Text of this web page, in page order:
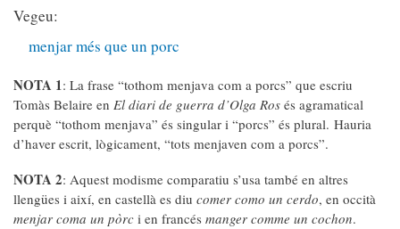
Vegeu:
menjar més que un porc
NOTA 1: La frase “tothom menjava com a porcs” que escriu
Tomàs Belaire en El diari de guerra d’Olga Ros és agramatical
perquè “tothom menjava” és singular i “porcs” és plural. Hauria
d’haver escrit, lògicament, “tots menjaven com a porcs”.
NOTA 2: Aquest modisme comparatiu s’usa també en altres
llengües i així, en castellà es diu comer como un cerdo, en occità
menjar coma un pòrc i en francés manger comme un cochon.